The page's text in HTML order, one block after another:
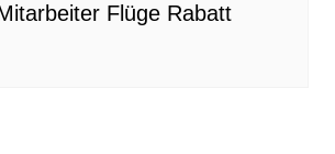
Flüge Rabatt